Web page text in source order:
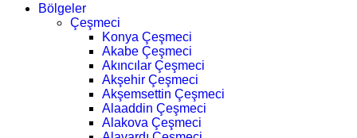
Bölgeler
Çeşmeci
Konya Çeşmeci
Akabe Çeşmeci
Akıncılar Çeşmeci
Akşehir Çeşmeci
Akşemsettin Çeşmeci
Alaaddin Çeşmeci
Alakova Çeşmeci